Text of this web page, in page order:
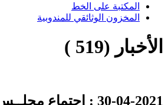
المكتبة على الخط
المخزون الوثائقي للمندوبية
الأخبار (519 )
30-04-2021 : إجتماع مجلــس